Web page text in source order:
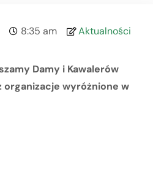
8:35 am Aktualności
Damy i Kawalerów
organizacje wyróżnione w